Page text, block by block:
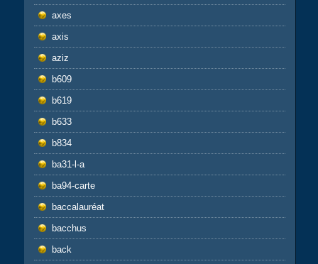
axes
axis
aziz
b609
b619
b633
b834
ba31-l-a
ba94-carte
baccalauréat
bacchus
back